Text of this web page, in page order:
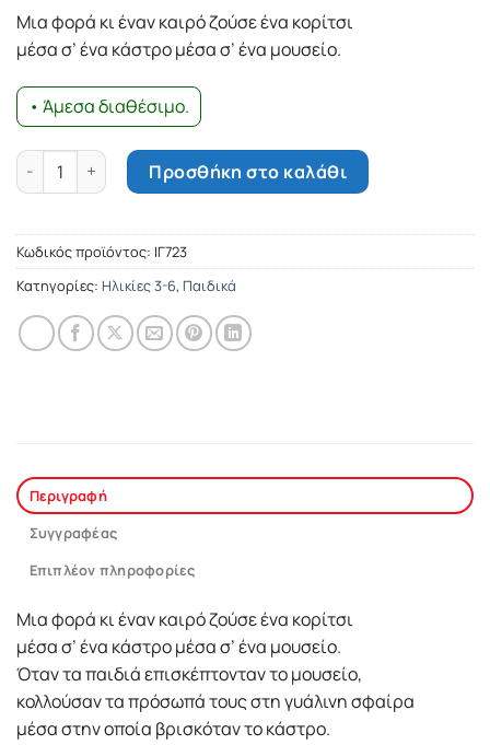
Μια φορά κι έναν καιρό ζούσε ένα κορίτσι
µέσα σ’ ένα κάστρο µέσα σ’ ένα µουσείο.
• Άμεσα διαθέσιμο.
Το κορίτσι στο κάστρο μέσα στο μουσείο ποσότητα
Προσθήκη στο καλάθι
Κωδικός προϊόντος: ΙΓ723
Κατηγορίες: Ηλικίες 3-6, Παιδικά
Περιγραφή
Συγγραφέας
Επιπλέον πληροφορίες
Μια φορά κι έναν καιρό ζούσε ένα κορίτσι
µέσα σ’ ένα κάστρο µέσα σ’ ένα µουσείο.
Όταν τα παιδιά επισκέπτονταν το µουσείο,
κολλούσαν τα πρόσωπά τους στη γυάλινη σφαίρα
µέσα στην οποία βρισκόταν το κάστρο.